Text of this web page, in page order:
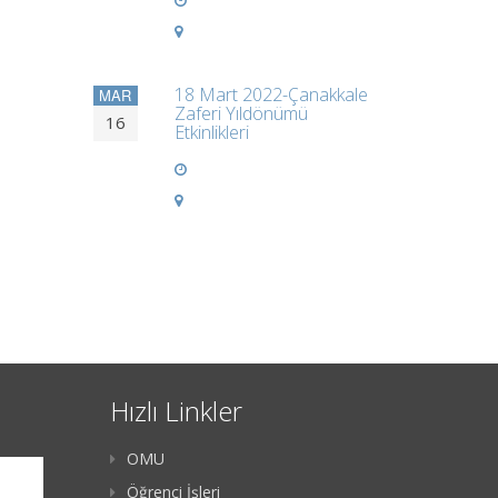
MAR
16
18 Mart 2022-Çanakkale
Zaferi Yıldönümü
Etkinlikleri
Hızlı Linkler
OMU
Öğrenci İşleri